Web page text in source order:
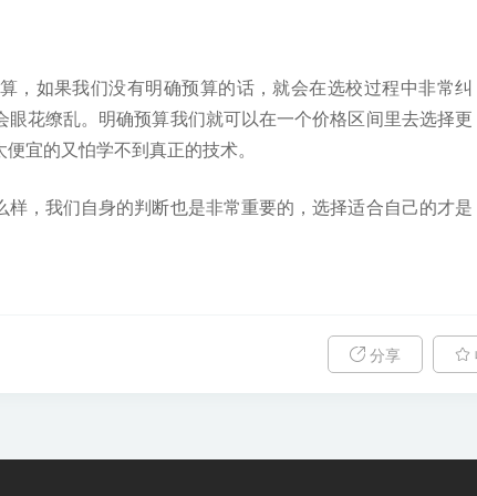
，如果我们没有明确预算的话，就会在选校过程中非常纠
花缭乱。明确预算我们就可以在一个价格区间里去选择更
宜的又怕学不到真正的技术。
，我们自身的判断也是非常重要的，选择适合自己的才是
分享